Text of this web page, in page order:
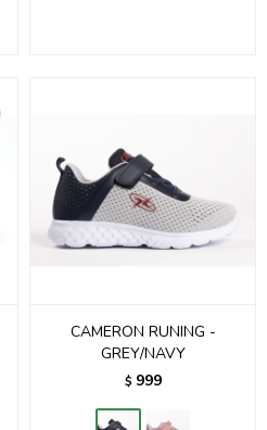
CAMERON RUNING -
GREY/NAVY
$ 999